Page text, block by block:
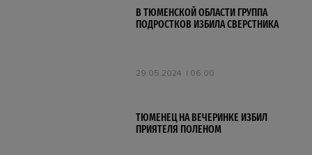
В ТЮМЕНСКОЙ ОБЛАСТИ ГРУППА
ПОДРОСТКОВ ИЗБИЛА СВЕРСТНИКА
29.05.2024 06:00
ТЮМЕНЕЦ НА ВЕЧЕРИНКЕ ИЗБИЛ
ПРИЯТЕЛЯ ПОЛЕНОМ